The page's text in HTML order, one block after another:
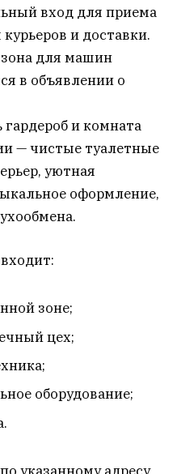
вход для приема
и доставки.
для машин
в объявлении о
и комната
— чистые туалетные
уютная
оформление,
зоне;
цех;
оборудование;
указанному адресу